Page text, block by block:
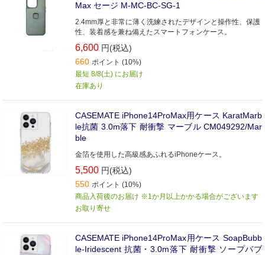
Max セージ M-MC-BC-SG-1
2.4mm厚と非常に薄く洗練されたデザインと操作性、保護
性、装着感を兼ね備えたスマートフォンケース。
6,600 円(税込)
660 ポイント (10%)
最短 8/8(土) にお届け
在庫あり
CASEMATE iPhone14ProMax用ケース KaratMarb
le抗菌 3.0m落下 耐衝撃 マーブル CM049292/Mar
ble
金箔を使用した高級感あふれるiPhoneケース。
5,500 円(税込)
550 ポイント (10%)
商品入荷後のお届け ※1か月以上かかる場合がございます
お取り寄せ
CASEMATE iPhone14ProMax用ケース SoapBubb
le-Iridescent 抗菌・3.0m落下 耐衝撃 ソープバブ